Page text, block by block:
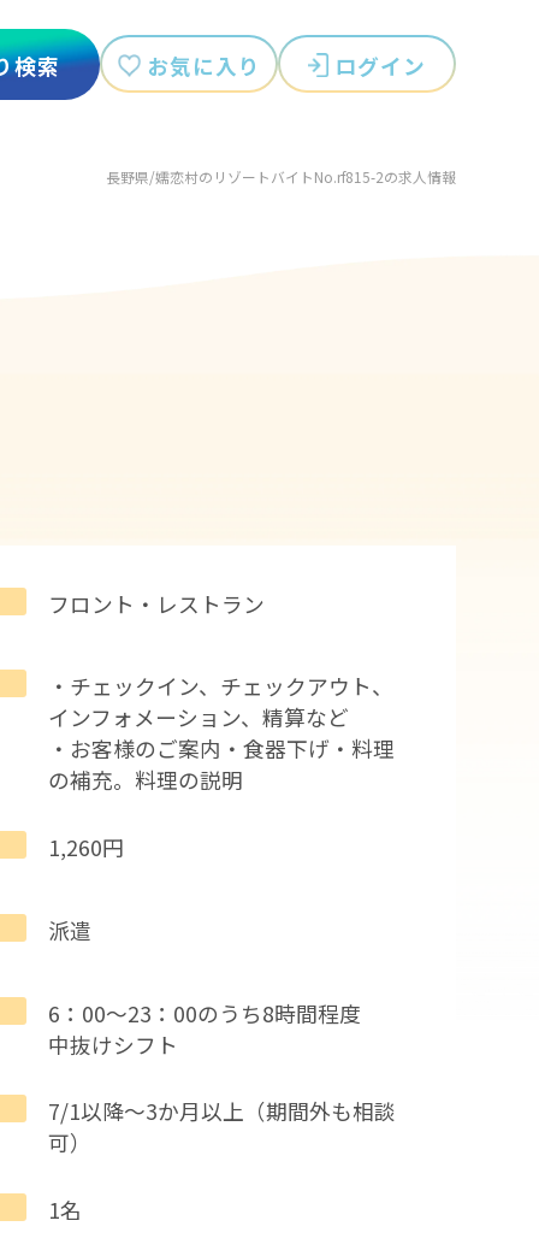
検索 お気に入り ログイン
長野県/嬬恋村のリゾートバイトNo.rf815-2の求人情報
フロント・レストラン
・チェックイン、チェックアウト、
インフォメーション、精算など
・お客様のご案内・食器下げ・料理
の補充。料理の説明
1,260円
派遣
6：00～23：00のうち8時間程度
中抜けシフト
7/1以降～3か月以上（期間外も相談
可）
1名